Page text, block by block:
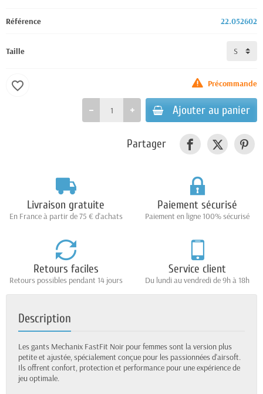
Référence 22.052602
Taille
Précommande
Ajouter au panier
favorite_border
Partager
Livraison gratuite
En France à partir de 75 € d'achats
Paiement sécurisé
Paiement en ligne 100% sécurisé
Retours faciles
Retours possibles pendant 14 jours
Service client
Du lundi au vendredi de 9h à 18h
Description
Les gants Mechanix FastFit Noir pour femmes sont la version plus
petite et ajustée, spécialement conçue pour les passionnées d'airsoft.
Ils offrent confort, protection et performance pour une expérience de
jeu optimale.